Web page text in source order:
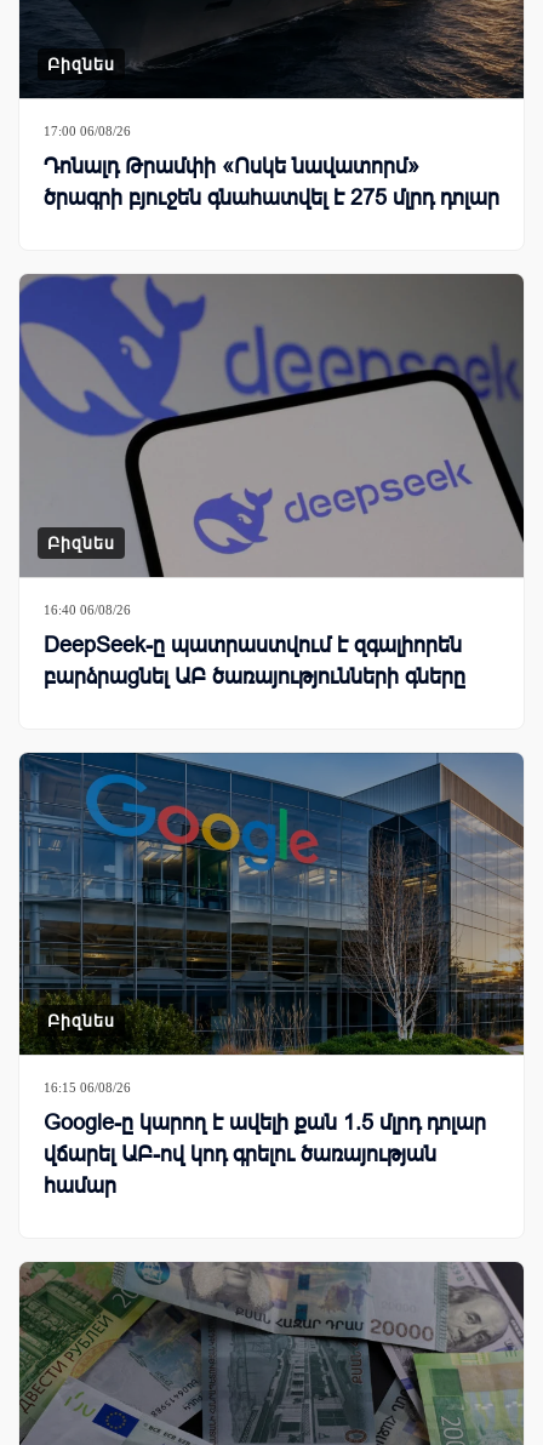
Բիզնես
17:00 06/08/26
Դոնալդ Թրամփի «Ոսկե նավատորմ»
ծրագրի բյուջեն գնահատվել է 275 մլրդ դոլար
Բիզնես
16:40 06/08/26
DeepSeek-ը պատրաստվում է զգալիորեն
բարձրացնել ԱԲ ծառայությունների գները
Բիզնես
16:15 06/08/26
Google-ը կարող է ավելի քան 1.5 մլրդ դոլար
վճարել ԱԲ-ով կոդ գրելու ծառայության
համար